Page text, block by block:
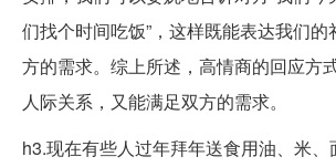
们找个时间吃饭”，这样既能表达我们
方的需求。综上所述，高情商的回应方
人际关系，又能满足双方的需求。
h3.现在有些人过年拜年送食用油、米